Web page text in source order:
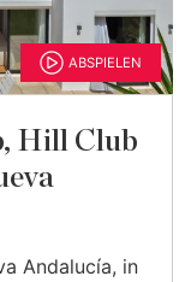
ABSPIELEN
Hill Club
Andalucía, in